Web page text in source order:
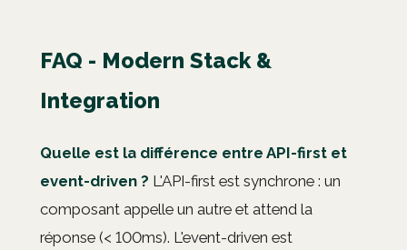
FAQ - Modern Stack &
Integration
Quelle est la différence entre API-first et
event-driven ? L'API-first est synchrone : un
composant appelle un autre et attend la
réponse (< 100ms). L'event-driven est